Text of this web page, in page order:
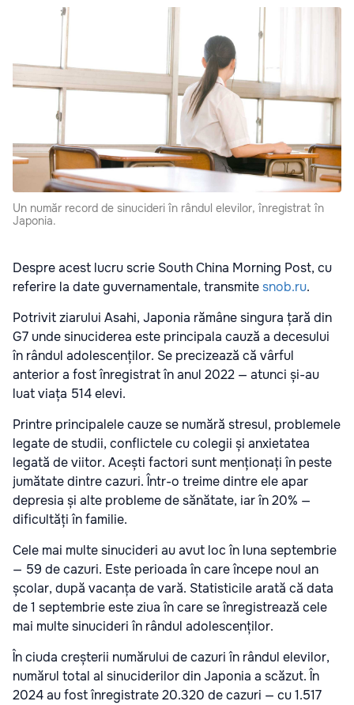
Un număr record de sinucideri în rândul elevilor, înregistrat în
Japonia.
Despre acest lucru scrie South China Morning Post, cu
referire la date guvernamentale, transmitesnob.ru.
Potrivit ziarului Asahi, Japonia rămâne singura țară din
G7 unde sinuciderea este principala cauză a decesului
în rândul adolescenților. Se precizează că vârful
anterior a fost înregistrat în anul 2022 — atunci și-au
luat viața 514 elevi.
Printre principalele cauze se numără stresul, problemele
legate de studii, conflictele cu colegii și anxietatea
legată de viitor. Acești factori sunt menționați în peste
jumătate dintre cazuri. Într-o treime dintre ele apar
depresia și alte probleme de sănătate, iar în 20% —
dificultăți în familie.
Cele mai multe sinucideri au avut loc în luna septembrie
— 59 de cazuri. Este perioada în care începe noul an
școlar, după vacanța de vară. Statisticile arată că data
de 1 septembrie este ziua în care se înregistrează cele
mai multe sinucideri în rândul adolescenților.
În ciuda creșterii numărului de cazuri în rândul elevilor,
numărul total al sinuciderilor din Japonia a scăzut. În
2024 au fost înregistrate 20.320 de cazuri — cu 1.517